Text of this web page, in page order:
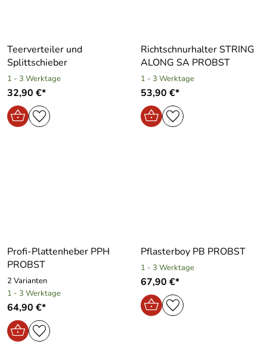
Teerverteiler und
Splittschieber
1 - 3 Werktage
32,90 €*
Richtschnurhalter STRING
ALONG SA PROBST
1 - 3 Werktage
53,90 €*
Profi-Plattenheber PPH
PROBST
2 Varianten
1 - 3 Werktage
64,90 €*
Pflasterboy PB PROBST
1 - 3 Werktage
67,90 €*